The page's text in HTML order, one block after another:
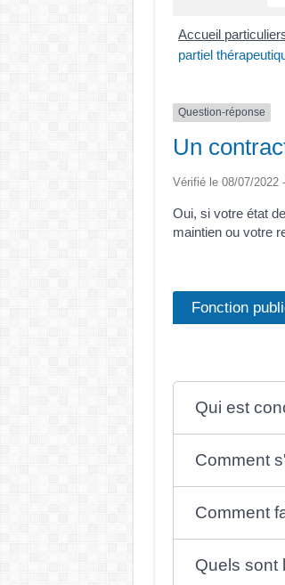
Accueil
partiel
Question-réponse
Un
Vérifié le 08/07/2022
Oui, si votre état
maintien ou votre
Fonction
Qui est
Comment
Comment
Quels sont